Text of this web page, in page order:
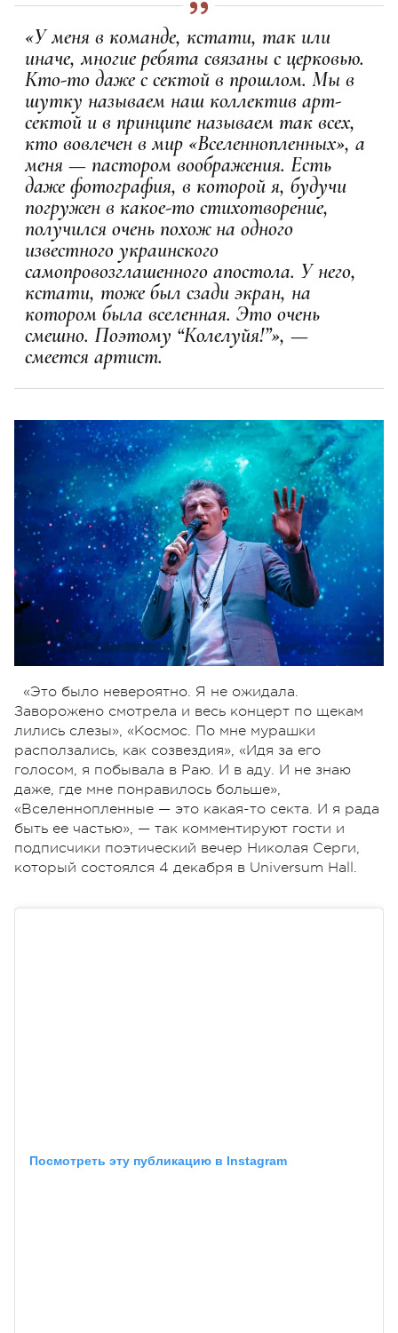
«У меня в команде, кстати, так или
иначе, многие ребята связаны с церковью.
Кто-то даже с сектой в прошлом. Мы в
шутку называем наш коллектив арт-
сектой и в принципе называем так всех,
кто вовлечен в мир «Вселеннопленных», а
меня — пастором воображения. Есть
даже фотография, в которой я, будучи
погружен в какое-то стихотворение,
получился очень похож на одного
известного украинского
самопровозглашенного апостола. У него,
кстати, тоже был сзади экран, на
котором была вселенная. Это очень
смешно. Поэтому “Колелуйя!”», —
смеется артист.
«Это было невероятно. Я не ожидала.
Заворожено смотрела и весь концерт по щекам
лились слезы», «Космос. По мне мурашки
расползались, как созвездия», «Идя за его
голосом, я побывала в Раю. И в аду. И не знаю
даже, где мне понравилось больше»,
«Вселеннопленные — это какая-то секта. И я рада
быть ее частью», — так комментируют гости и
подписчики поэтический вечер Николая Серги,
который состоялся 4 декабря в Universum Hall.
Посмотреть эту публикацию в Instagram